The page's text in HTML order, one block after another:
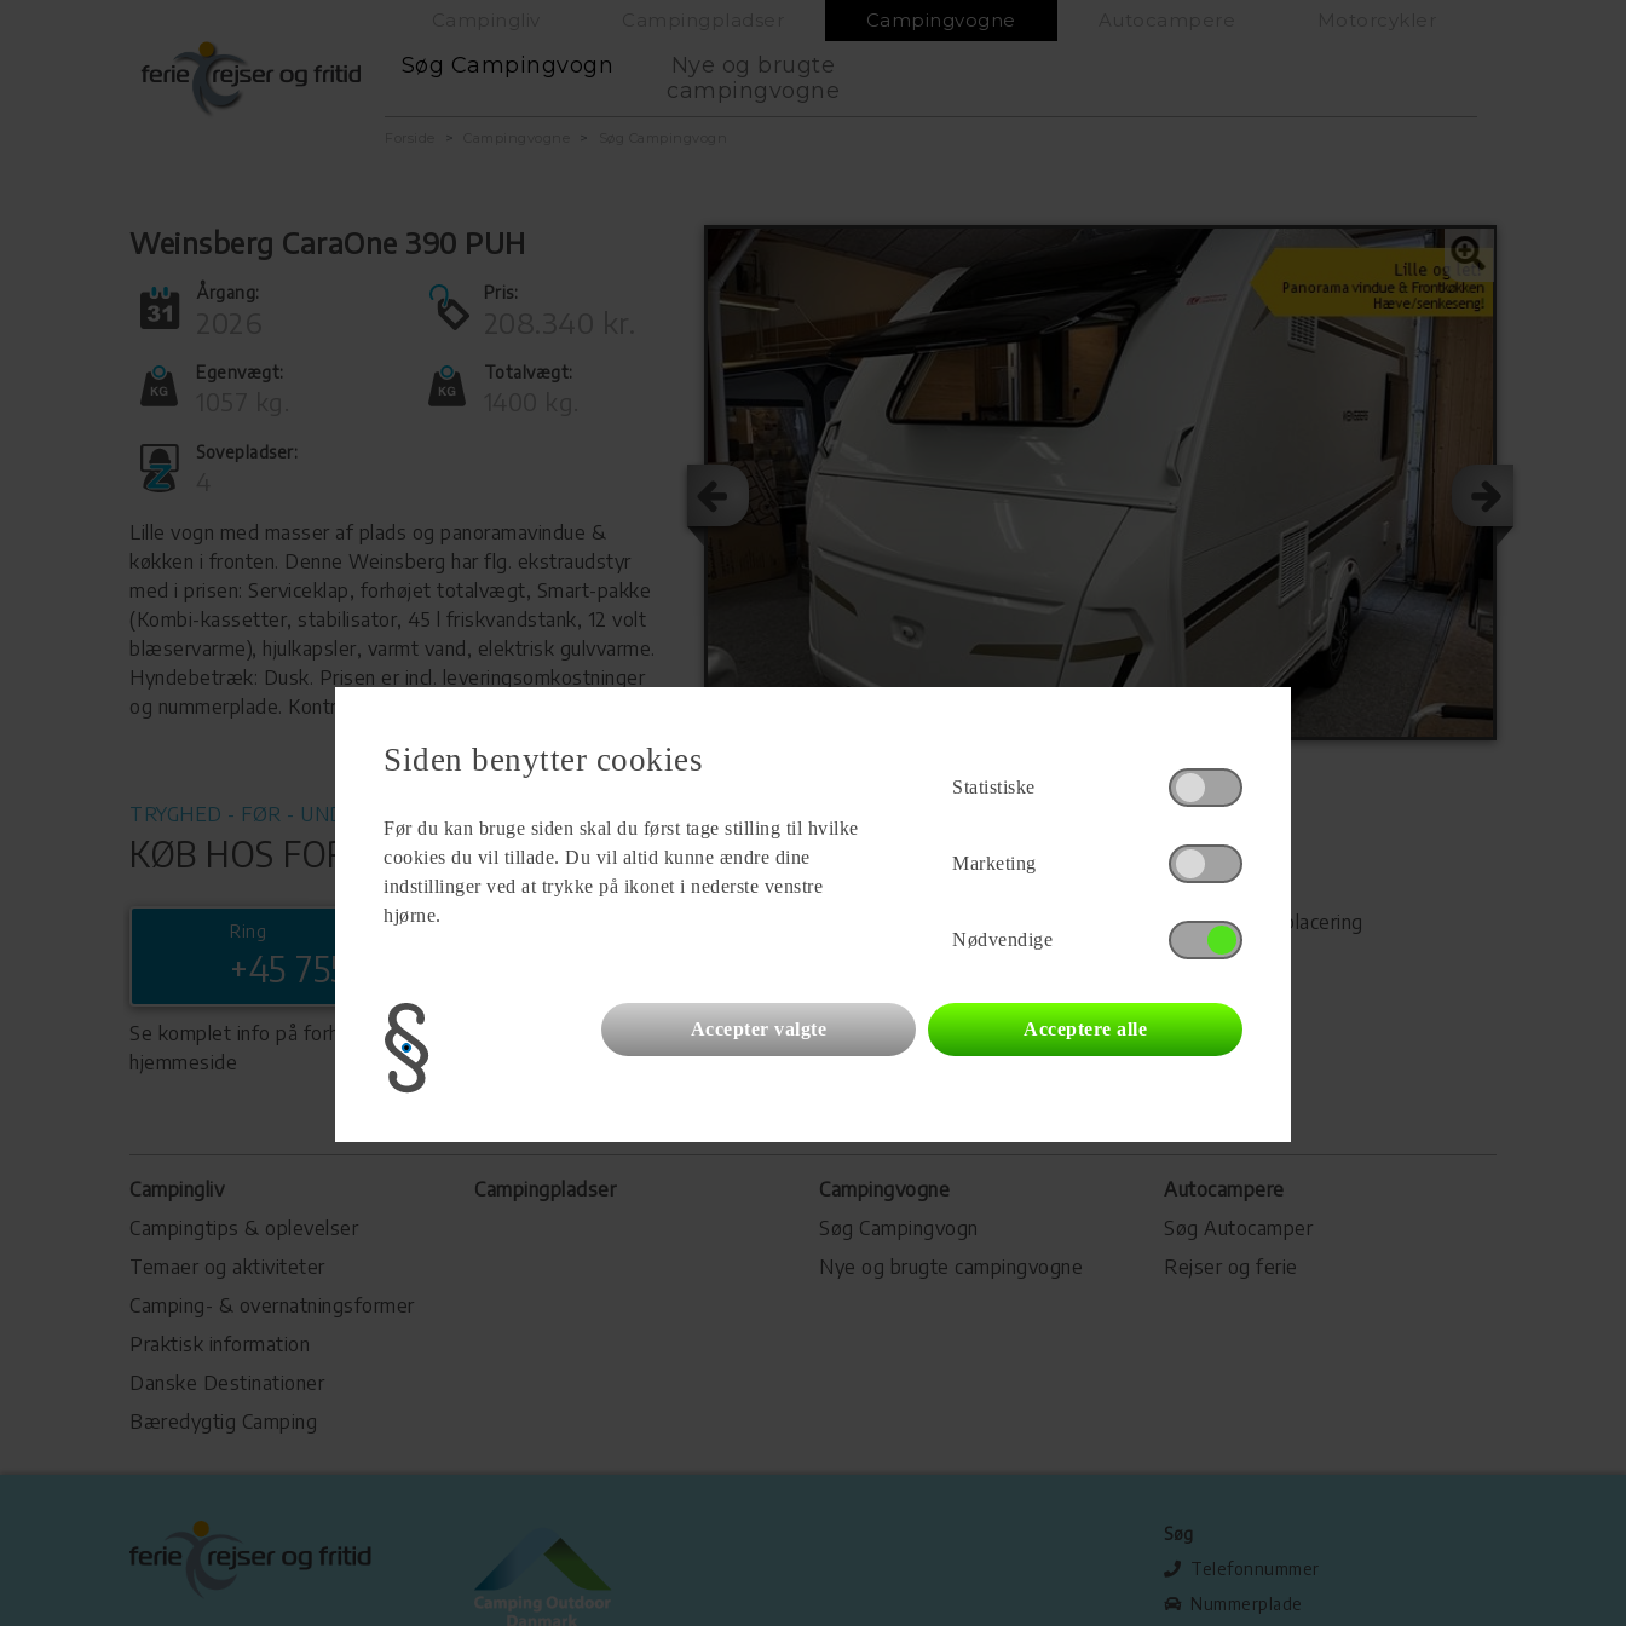
Campingvogne
Søg Campingvogn
Nye og brugte
campingvogne
Weinsberg CaraOne 390 PUH
Årgang: Pris:
Egenvægt: Totalvægt:
Sovepladser:
Lille vogn med masser af plads og panoramavindue &
køkken i fronten. Denne Weinsberg har flg. ekstraudstyr
med i prisen: Serviceklap, forhøjet totalvægt, Smart-pakke
(Kombi-kassetter, stabilisator, 45 l friskvandstank, 12 volt
blæservarme), hjulkapsler, varmt vand, elektrisk gulvvarme.
Hyndebetræk: Dusk. Prisen er incl. leveringsomkostninger
og nummerplade. Kontrolleret vægt 1.057 kg.
TRYGHED - FØR - UNDER - EFTER
KØB HOS FORHANDLER
Ring
+45 75585400
Se komplet info på forhandlerens
hjemmeside
Forhandler
Lunderskov Camping A/S
Del på Facebook
Campingvognens placering
Campingliv
Campingtips & oplevelser
Temaer og aktiviteter
Camping- & overnatningsformer
Praktisk information
Danske Destinationer
Bæredygtig Camping
Campingpladser
Campingvogne
Søg Campingvogn
Nye og brugte campingvogne
Autocampere
Søg Autocamper
Rejser og ferie
Søg
Telefonnummer
Nummerplade
Siden benytter cookies
Før du kan bruge siden skal du først tage stilling til hvilke
cookies du vil tillade. Du vil altid kunne ændre dine
indstillinger ved at trykke på ikonet i nederste venstre
hjørne.
Statistiske
Marketing
Nødvendige
Accepter valgte Acceptere alle